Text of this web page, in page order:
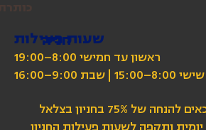
שעות פעילות
ראשון עד חמישי 8:00–19:00
שישי 8:00–15:00 | שבת 9:00–16:00
אורחי בית ליבלינג זכאים להנחה של 75% בחניון בצלאל
חניה